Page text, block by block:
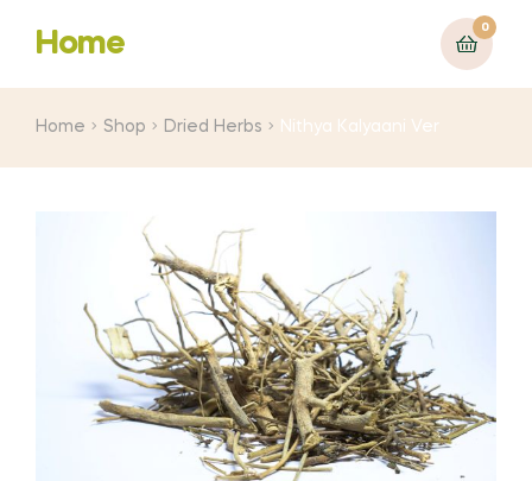
Home
0
Home Shop Dried Herbs Nithya Kalyaani Ver